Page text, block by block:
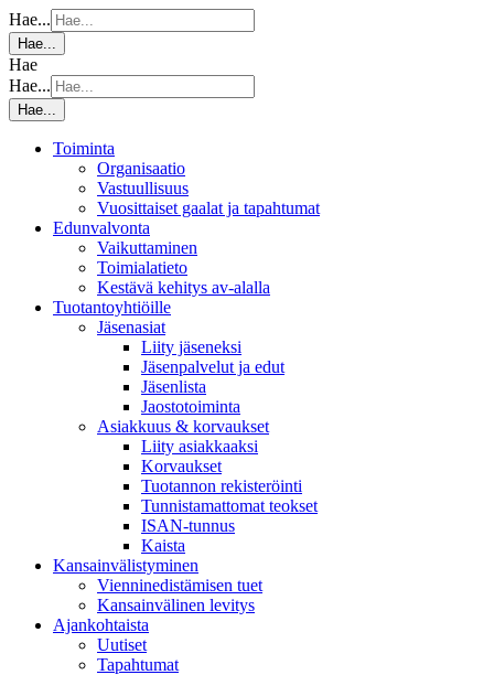
Hae...
Hae...
Hae
Hae...
Hae...
Toiminta
Organisaatio
Vastuullisuus
Vuosittaiset gaalat ja tapahtumat
Edunvalvonta
Vaikuttaminen
Toimialatieto
Kestävä kehitys av-alalla
Tuotantoyhtiöille
Jäsenasiat
Liity jäseneksi
Jäsenpalvelut ja edut
Jäsenlista
Jaostotoiminta
Asiakkuus & korvaukset
Liity asiakkaaksi
Korvaukset
Tuotannon rekisteröinti
Tunnistamattomat teokset
ISAN-tunnus
Kaista
Kansainvälistyminen
Vienninedistämisen tuet
Kansainvälinen levitys
Ajankohtaista
Uutiset
Tapahtumat